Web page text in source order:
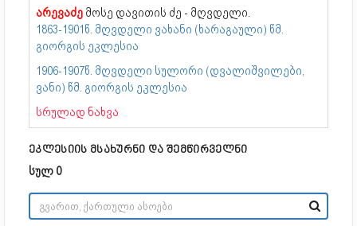
არევაძე მოსე დავითის ძე - მღვდელი.
1863-1901წ. მღვდელი ვახანი (ხარაგაული) წმ.
გიორგის ეკლესია
1906-1907წ. მღვდელი სულორი (დვალიშვილები,
ვანი) წმ. გიორგის ეკლესია
სრულად ნახვა
ეკლესიის მსახურნი და შემწირველნი
სულ 0